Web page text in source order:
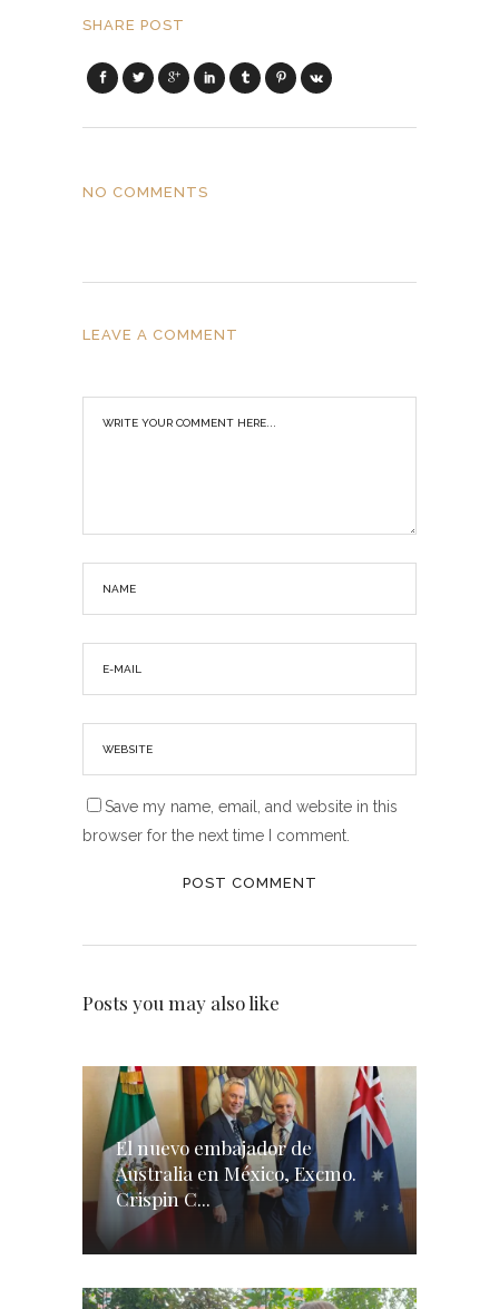
SHARE POST
NO COMMENTS
LEAVE A COMMENT
Save my name, email, and website in this
browser for the next time I comment.
Posts you may also like
El nuevo embajador de
Australia en México, Excmo.
Crispin C...